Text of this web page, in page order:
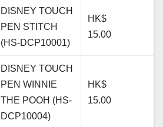
DISNEY TOUCH
PEN STITCH
(HS-DCP10001)
HK$
15.00
DISNEY TOUCH
PEN WINNIE
THE POOH (HS-
DCP10004)
HK$
15.00